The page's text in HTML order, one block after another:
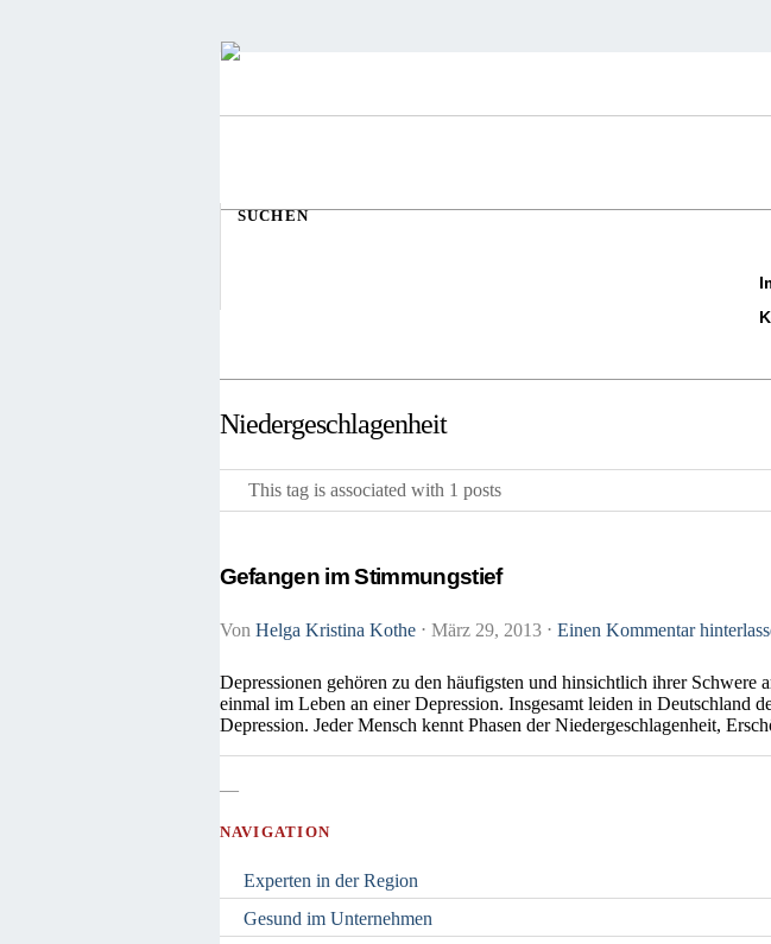
SUCHEN
Niedergeschlagenheit
This tag is associated with 1 posts
Gefangen im Stimmungstief
Von Helga Kristina Kothe ⋅ März 29, 2013 ⋅ Einen Kommentar
Depressionen gehören zu den häufigsten und hinsichtlich ihrer Schwere
einmal im Leben an einer Depression. Insgesamt leiden in Deutschland
Depression. Jeder Mensch kennt Phasen der Niedergeschlagenheit,
—
NAVIGATION
Experten in der Region
Gesund im Unternehmen